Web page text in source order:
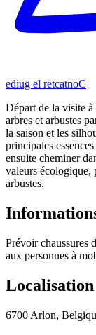
Contacter le guide
Départ de la visite à
arbres et arbustes
la saison et les
principales
ensuite cheminer
valeurs écologique,
arbustes.
Prévoir chaussures
aux personnes à
Localisation
6700 Arlon,